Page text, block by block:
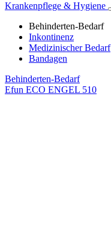
Krankenpflege & Hygiene
Behinderten-Bedarf
Inkontinenz
Medizinischer Bedarf
Bandagen
Behinderten-Bedarf
Efun ECO ENGEL 510